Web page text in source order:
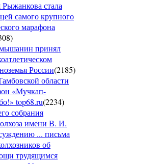
стала
самого крупного
марафона
)
принял
России(2185)
области
«Мучкап-
top68.ru(2234)
собрания
имени В. И.
... письма
об
трудящимся